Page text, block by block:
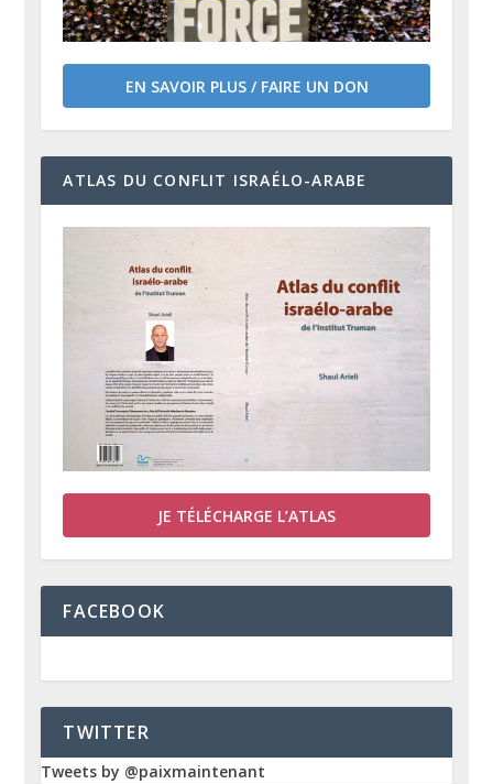
EN SAVOIR PLUS / FAIRE UN DON
ATLAS DU CONFLIT ISRAÉLO-ARABE
JE TÉLÉCHARGE L’ATLAS
FACEBOOK
TWITTER
Tweets by @paixmaintenant